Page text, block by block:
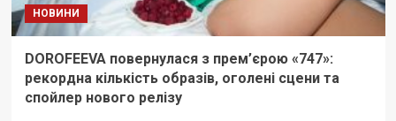
НОВИНИ
DOROFEEVA повернулася з прем’єрою «747»:
рекордна кількість образів, оголені сцени та
спойлер нового релізу